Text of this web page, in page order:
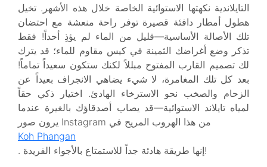
التايلاندية نكهتها الاستوائية الخاصة خلال هذه الأشهر. تخيل
هطول أمطار دافئة قصيرة توفر راحة منعشة مع احتضان
تلك الأصالة الأساسية—قليل من الماء لم يؤذِ أحداً! فقط
تذكر وضع أغراضك الثمينة في كيس مقاوم للماء؛ قد يترك
لك تصميم القارب المفتوح مبللاً لكنك ستكون سعيداً تماماً!
بعد كل تلك المغامرة، لا شيء يضاهي الانجراف بعيداً عن
الزحام والصخب نحو الاسترخاء الهادئ. اختيار ذكي حقاً
لمياه تايلاند الاستوائية—قد يصاب أصدقاؤك بالغيرة عندما
يرون صور Instagram من هذا الهروب المريح في
Koh Phangan
. إنها طريقة هادئة جداً للاستمتاع بالأجواء الفريدة!